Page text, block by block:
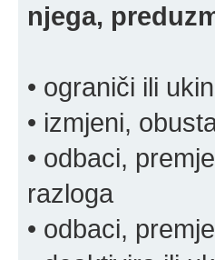
njega,
• ograniči ili
• izmjeni,
• odbaci,
razloga
• odbaci,